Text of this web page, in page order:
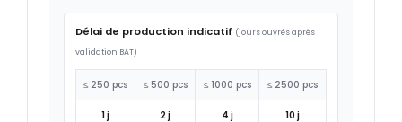
Délai de production indicatif (jours ouvrés après
validation BAT)
≤ 250 pcs ≤ 500 pcs ≤ 1000 pcs ≤ 2500 pcs
1 j 2 j 4 j 10 j